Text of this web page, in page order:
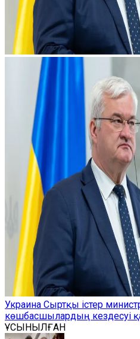
Украина Сыртқы істер
көшбасшылардың кездесуі
ҰСЫНЫЛҒАН